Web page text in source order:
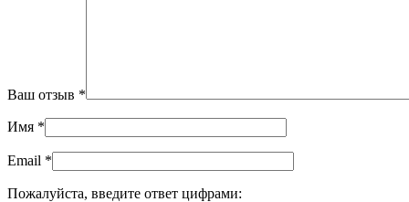
Ваш отзыв *
Имя *
Email *
Пожалуйста, введите ответ цифрами: